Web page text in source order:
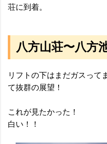
荘に到着。
八方山荘〜八方
リフトの下はまだガスって
て抜群の展望！
これが見たかった！
白い！！